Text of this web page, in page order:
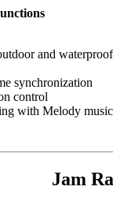
and waterproof
synchronization
control
with Melody music
Jam